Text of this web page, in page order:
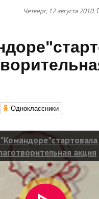
Четверг, 12 августа 2010,
Одноклассники
акция